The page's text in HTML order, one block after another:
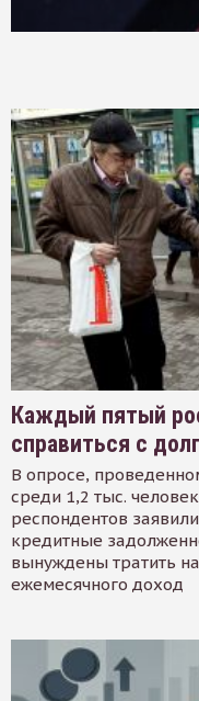
Каждый пятый
справиться с
В опросе,
среди 1,2 тыс.
респондентов
кредитные
вынуждены тратить
ежемесячного доход